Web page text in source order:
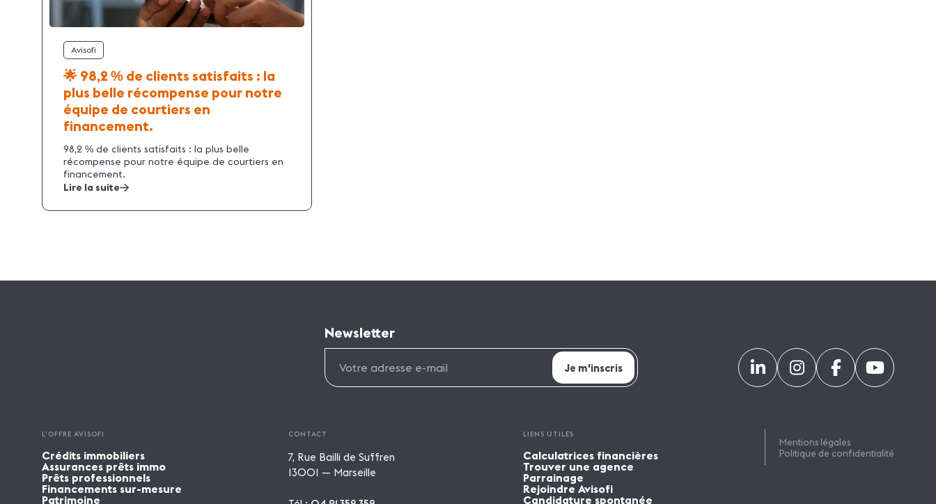
Avisofi
🌟 98,2 % de clients satisfaits : la
plus belle récompense pour notre
équipe de courtiers en
financement.
98,2 % de clients satisfaits : la plus belle
récompense pour notre équipe de courtiers en
financement.
Lire la suite
Newsletter
L’OFFRE AVISOFI
Crédits immobiliers
Assurances prêts immo
Prêts professionnels
Financements sur-mesure
Patrimoine
CONTACT
7, Rue Bailli de Suffren
13001 — Marseille
LIENS UTILES
Calculatrices financières
Trouver une agence
Parrainage
Rejoindre Avisofi
Candidature spontanée
Mentions légales
Politique de confidentialité